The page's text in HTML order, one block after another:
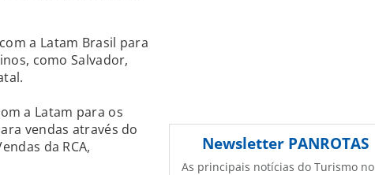
a Latam Brasil para
como Salvador,
a Latam para os
vendas através do
da RCA,
Newsletter PANROTAS
As principais notícias do Turismo no